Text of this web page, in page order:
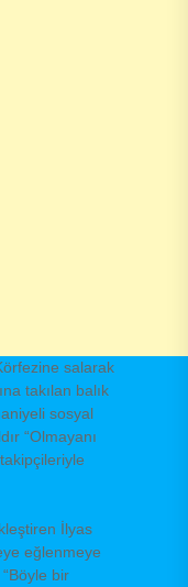
salarak
takılan balık
sosyal
“Olmayanı
İlyas
eğlenmeye
bir